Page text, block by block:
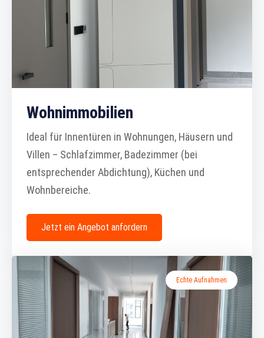
Wohnimmobilien
Ideal für Innentüren in Wohnungen, Häusern und
Villen – Schlafzimmer, Badezimmer (bei
entsprechender Abdichtung), Küchen und
Wohnbereiche.
Jetzt ein Angebot anfordern
Echte Aufnahmen